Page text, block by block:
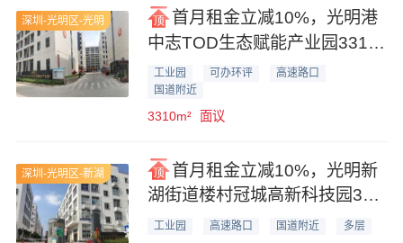
深圳-光明区-光明
首月租金立减10%，光明港
中志TOD生态赋能产业园3310
平米厂房仓库业主直租
工业园 可办环评
高速路口
国道附近
3310m² 面议
深圳-光明区-新湖
首月租金立减10%，光明新
湖街道楼村冠城高新科技园360
平米厂房业主直
工业园 高速路口 国道附近 多层